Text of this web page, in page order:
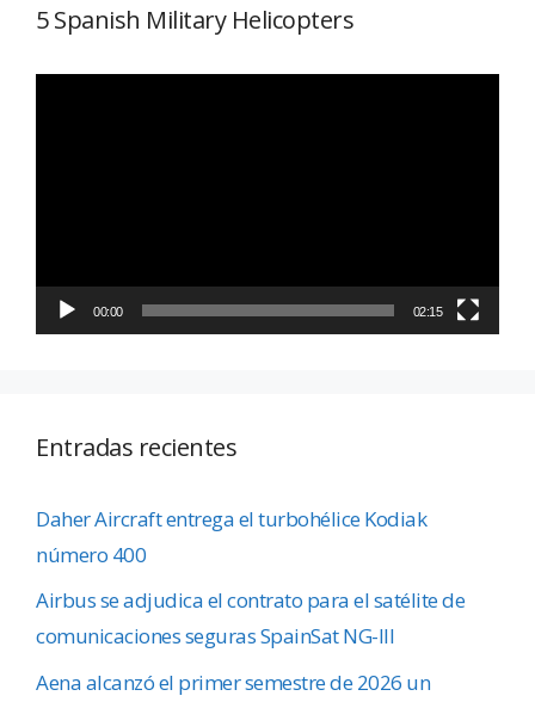
5 Spanish Military Helicopters
00:00 02:15
Entradas recientes
Daher Aircraft entrega el turbohélice Kodiak
número 400
Airbus se adjudica el contrato para el satélite de
comunicaciones seguras SpainSat NG-III
Aena alcanzó el primer semestre de 2026 un